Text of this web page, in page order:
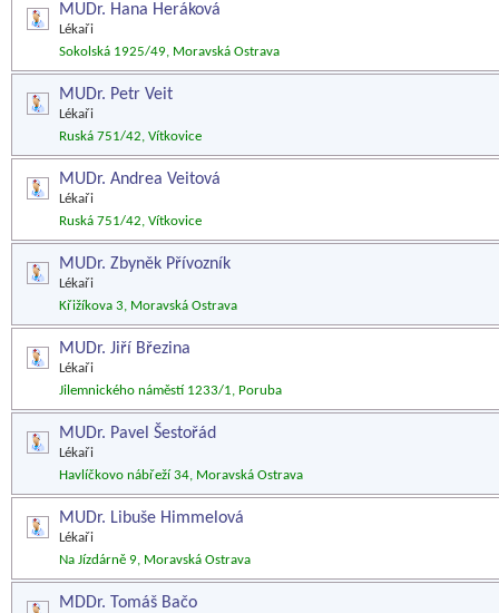
MUDr. Hana Heráková
Lékaři
Sokolská 1925/49, Moravská Ostrava
MUDr. Petr Veit
Lékaři
Ruská 751/42, Vítkovice
MUDr. Andrea Veitová
Lékaři
Ruská 751/42, Vítkovice
MUDr. Zbyněk Přívozník
Lékaři
Křižíkova 3, Moravská Ostrava
MUDr. Jiří Březina
Lékaři
Jilemnického náměstí 1233/1, Poruba
MUDr. Pavel Šestořád
Lékaři
Havlíčkovo nábřeží 34, Moravská Ostrava
MUDr. Libuše Himmelová
Lékaři
Na Jízdárně 9, Moravská Ostrava
MDDr. Tomáš Bačo